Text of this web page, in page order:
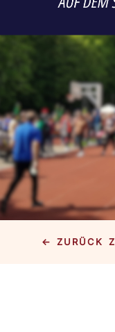
← ZURÜCK